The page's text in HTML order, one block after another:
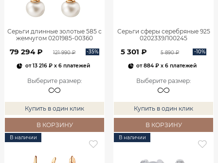
Серьги длинные золотые 585 с
жемчугом 0201985-00360
79 294 ₽ 121 990 ₽ -35%
от13 216 ₽x 6 платежей
Выберите размер:
Купить в один клик
В КОРЗИНУ
Серьги сферы серебряные 925
0202339Л00245
5 301 ₽ 5 890 ₽ -10%
от884 ₽ x 6 платежей
Выберите размер:
Купить в один клик
В КОРЗИНУ
В наличии В наличии